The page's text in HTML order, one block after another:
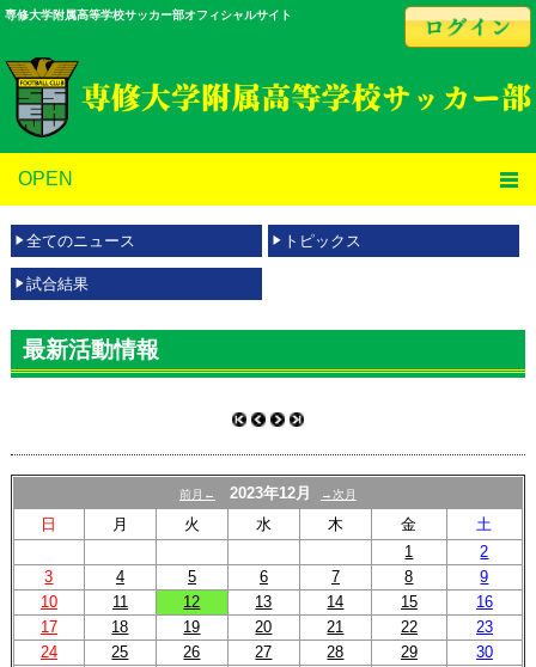
専修大学附属高等学校サッカー部オフィシャルサイト
OPEN
全てのニュース トピックス
試合結果
最新活動情報
前月← 2023年12月 →次月
日 月 火 水 木 金
土
1
2
3
4 5 6 7 8
9
10
11 12 13 14 15
16
17
18 19 20 21 22
23
24
25 26 27 28 29
30